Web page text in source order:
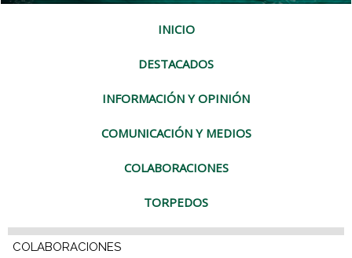
INICIO
DESTACADOS
INFORMACIÓN Y OPINIÓN
COMUNICACIÓN Y MEDIOS
COLABORACIONES
TORPEDOS
COLABORACIONES